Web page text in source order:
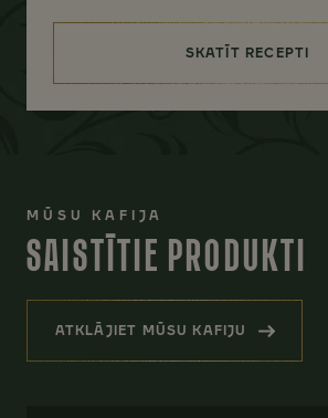
SKATĪT RECEPTI
MŪSU KAFIJA
SAISTĪTIE PRODUKTI
ATKLĀJIET MŪSU KAFIJU
(SAISTĪTIE PRODUKTI)